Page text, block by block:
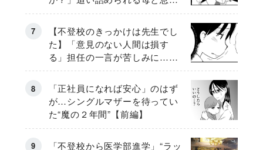
《第６話》
【不登校のきっかけは先生でし
た】「意見のない人間は損す
る」担任の一言が苦しみに…
《第１話》
「正社員になれば安心」のはず
が…シングルマザーを待ってい
た“魔の２年間”【前編】
「不登校から医学部進学」“ラッ